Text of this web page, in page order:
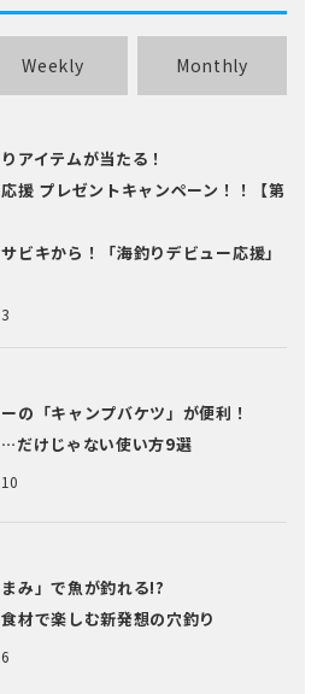
Weekly Monthly
アイテムが当たる！
援 プレゼントキャンペーン！！【第
ビキから！「海釣りデビュー応援」
の「キャンプバケツ」が便利！
だけじゃない使い方9選
まみ」で魚が釣れる!?
材で楽しむ新発想の穴釣り